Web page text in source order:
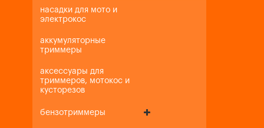
насадки для мото и
электрокос
аккумуляторные
триммеры
аксессуары для
триммеров, мотокос и
кусторезов
бензотриммеры